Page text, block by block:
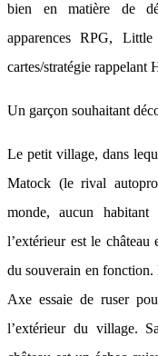
bien en matière de
apparences RPG,
cartes/stratégie rappelant
Un garçon souhaitant
Le petit village, dans
Matock (le rival
monde, aucun
l’extérieur est le château
du souverain en fonction.
Axe essaie de ruser
l’extérieur du village.